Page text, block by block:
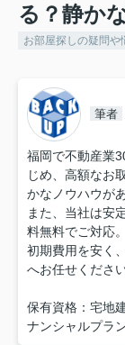
る？静か
お部屋探しの疑問や
筆者
福岡で不動産業
じめ、高額なお
かなノウハウが
また、当社は安
料無料でご対応。
初期費用を安く
へお任せください
保有資格：宅地
ナンシャルプラ